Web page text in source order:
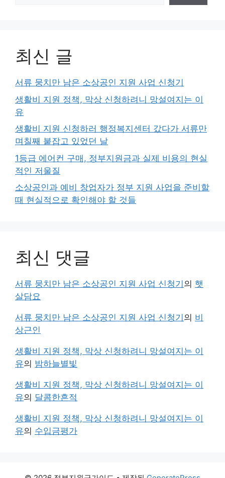
최신 글
서류 뭉치만 남은 소상공인 지원 사업 신청기
생활비 지원 정책, 막상 신청하려니 망설여지는 이
유
생활비 지원 신청하러 행정복지센터 갔다가 서류만
며칠째 붙잡고 있었던 날
1등급 에어컨 구매, 정부지원금과 실제 비용의 현실
적인 저울질
소상공인과 예비 창업자가 정부 지원 사업을 준비할
때 현실적으로 확인해야 할 것들
최신 댓글
서류 뭉치만 남은 소상공인 지원 사업 신청기 의 햇
살담요
서류 뭉치만 남은 소상공인 지원 사업 신청기 의 비
상근인
생활비 지원 정책, 막상 신청하려니 망설여지는 이
유의 밤하늘별빛
생활비 지원 정책, 막상 신청하려니 망설여지는 이
유의 달콤한흔적
생활비 지원 정책, 막상 신청하려니 망설여지는 이
유의 수입금평가